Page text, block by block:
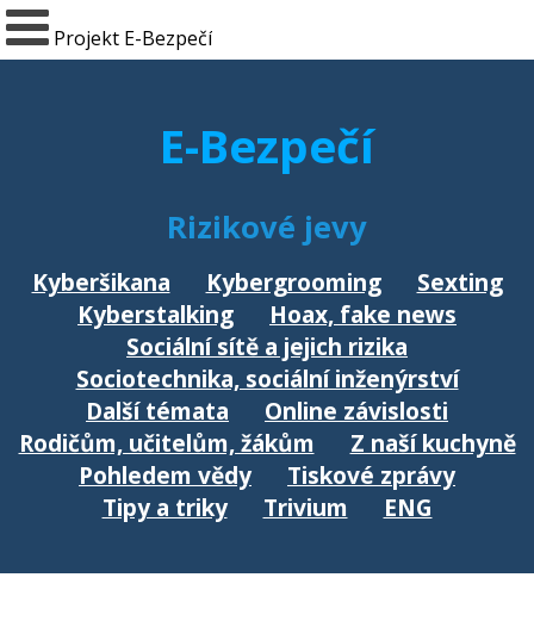
Projekt E-Bezpečí
E-Bezpečí
Rizikové jevy
Kyberšikana Kybergrooming
Sexting
Kyberstalking
Hoax, fake news
Sociální sítě a jejich rizika
Sociotechnika, sociální inženýrství
Další témata
Online závislosti
Rodičům, učitelům, žákům
Z naší kuchyně
Pohledem vědy
Tiskové zprávy
Tipy a triky
Trivium ENG